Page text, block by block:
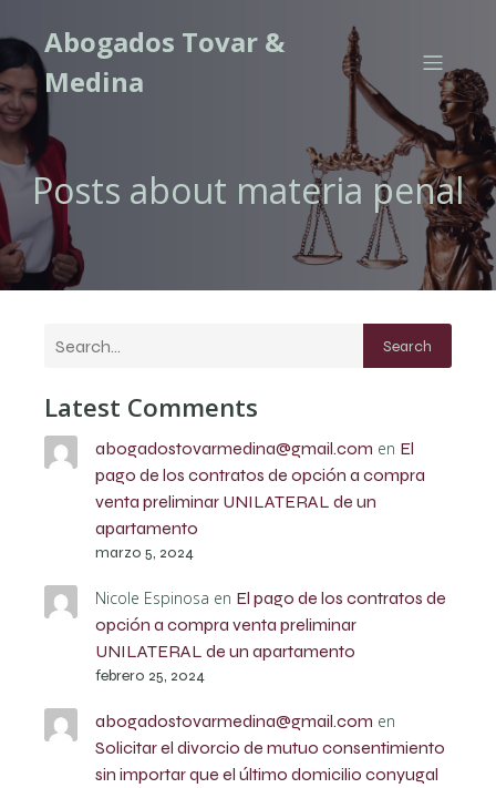
Abogados Tovar &
Medina
Posts about materia penal
Search
Latest Comments
abogadostovarmedina@gmail.com en El
pago de los contratos de opción a compra
venta preliminar UNILATERAL de un
apartamento
marzo 5, 2024
Nicole Espinosa en El pago de los contratos de
opción a compra venta preliminar
UNILATERAL de un apartamento
febrero 25, 2024
abogadostovarmedina@gmail.com en
Solicitar el divorcio de mutuo consentimiento
sin importar que el último domicilio conyugal